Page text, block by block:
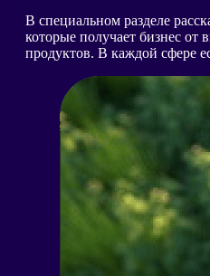
В специальном разделе
которые получает бизнес от
продуктов. В каждой сфере